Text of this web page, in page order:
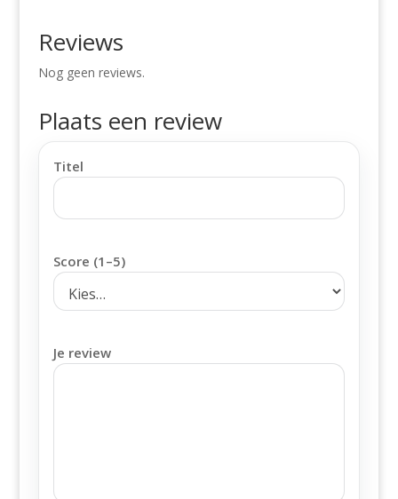
Reviews
Nog geen reviews.
Plaats een review
Titel
Score (1–5)
Je review